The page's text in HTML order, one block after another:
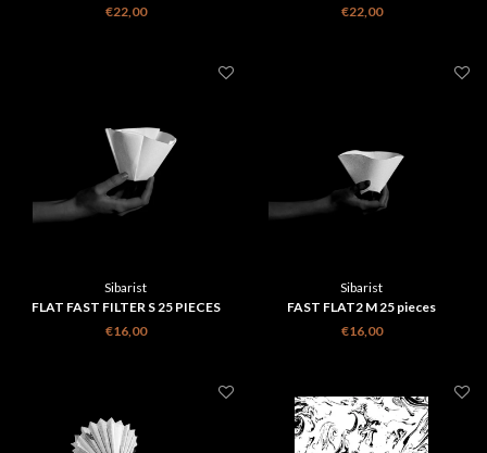
€22,00
€22,00
Sibarist
FLAT FAST FILTER S 25 PIECES
€16,00
Sibarist
FAST FLAT2 M 25 pieces
€16,00